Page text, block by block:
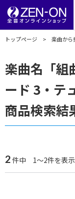
トップページ 楽曲から
楽曲名「組
ード 3・テ
商品検索結
2 件中 1～2件を表示